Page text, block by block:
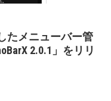
たメニューバー管
2.0.1」をリリ